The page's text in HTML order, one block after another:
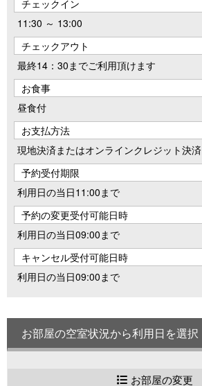
チェックイン
11:30 ～ 13:00
チェックアウト
最終14：30までご利用頂けます
お食事
昼食付
お支払方法
現地決済またはオンラインクレジット決済
予約受付期限
利用日の当日11:00まで
予約の変更受付可能日時
利用日の当日09:00まで
キャンセル受付可能日時
利用日の当日09:00まで
お部屋の空室状況から利用日を選択
お部屋の変更